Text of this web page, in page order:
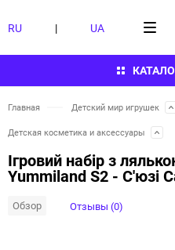
RU | UA
Главная Детский мир игрушек
Детская косметика и аксессуары
Ігровий набір з
Yummiland S2 - С'юзі
Обзор Отзывы (0)